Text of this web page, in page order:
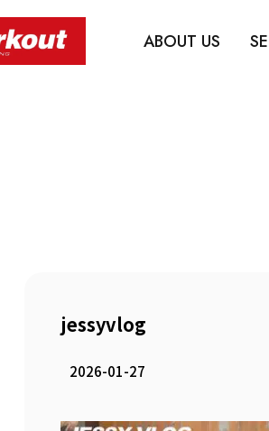
ABOUT US
jessyvlog
2026-01-27